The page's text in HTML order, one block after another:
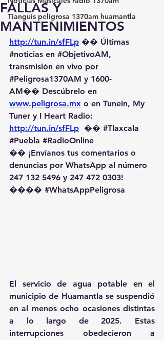
Tianguis peligrosa 1370am huamantla
FALLAS Y
MANTENIMIENTOS
http://tun.in/sfFLp �� Últimas
#noticias en #ObjetivoAM,
transmisión en vivo por
#Peligrosa1370AM y 1600-
AM��️ Descúbrelo en
www.peligrosa.mx o en TuneIn, My
Tuner y I Heart Radio:
http://tun.in/sfFLp �� #Tlaxcala
#Puebla #RadioOnline
�� ¡Envíanos tus comentarios o
denuncias por WhatsApp al número
247 132 5496 y 247 472 0303!
��️�� #WhatsAppPeligrosa
El servicio de agua potable en el
municipio de Huamantla se suspendió
en al menos ocho ocasiones distintas
a lo largo de 2025. Estas
interrupciones obedecieron a